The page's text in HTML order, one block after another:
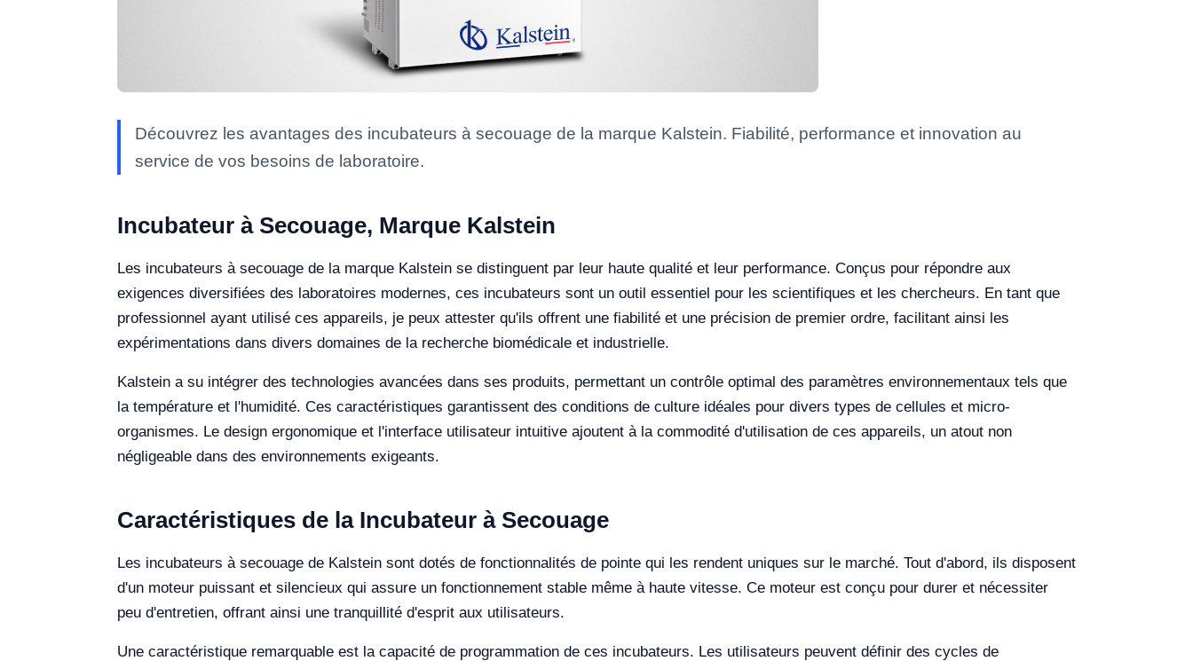
Découvrez les avantages des incubateurs à secouage de la marque Kalstein. Fiabilité, performance et innovation au
service de vos besoins de laboratoire.
Incubateur à Secouage, Marque Kalstein
Les incubateurs à secouage de la marque Kalstein se distinguent par leur haute qualité et leur performance. Conçus pour répondre aux
exigences diversifiées des laboratoires modernes, ces incubateurs sont un outil essentiel pour les scientifiques et les chercheurs. En tant que
professionnel ayant utilisé ces appareils, je peux attester qu'ils offrent une fiabilité et une précision de premier ordre, facilitant ainsi les
expérimentations dans divers domaines de la recherche biomédicale et industrielle.
Kalstein a su intégrer des technologies avancées dans ses produits, permettant un contrôle optimal des paramètres environnementaux tels que
la température et l'humidité. Ces caractéristiques garantissent des conditions de culture idéales pour divers types de cellules et micro-
organismes. Le design ergonomique et l'interface utilisateur intuitive ajoutent à la commodité d'utilisation de ces appareils, un atout non
négligeable dans des environnements exigeants.
Caractéristiques de la Incubateur à Secouage
Les incubateurs à secouage de Kalstein sont dotés de fonctionnalités de pointe qui les rendent uniques sur le marché. Tout d'abord, ils disposent
d'un moteur puissant et silencieux qui assure un fonctionnement stable même à haute vitesse. Ce moteur est conçu pour durer et nécessiter
peu d'entretien, offrant ainsi une tranquillité d'esprit aux utilisateurs.
Une caractéristique remarquable est la capacité de programmation de ces incubateurs. Les utilisateurs peuvent définir des cycles de